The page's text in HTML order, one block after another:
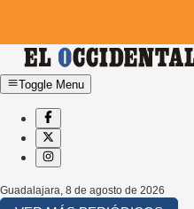
Toggle Menu
Guadalajara, 8 de agosto de 2026